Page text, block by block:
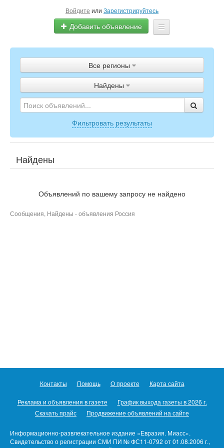
Войдите или Зарегистрируйтесь
Добавить объявление
Объявления
Полистать газету
ТВ-программа
Все регионы
Найдены
Фильтровать результаты
Найдены
Объявлений по вашему запросу не найдено
Сообщения, Найдены - объявления Россия
Контакты Помощь О проекте Карта сайта
Реклама и объявления в газете
График выхода газеты в 2026 г.
Скачать прайс
Продвижение объявлений на сайте
Информационно-развлекательное издание «Евразия. Миасс».
Свидетельство о регистрации СМИ ПИ № ФС11-0792 от 01.08.2006 г.,